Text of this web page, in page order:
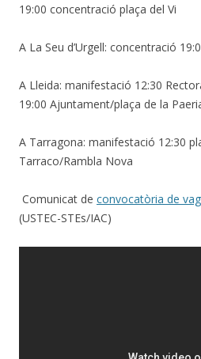
19:00 concentració plaça del Vi
A La Seu d’Urgell: concentració
A Lleida: manifestació 12:30
19:00 Ajuntament/plaça de la
A Tarragona: manifestació 12:30
Tarraco/Rambla Nova
Comunicat de convocatòria de
(USTEC-STEs/IAC)